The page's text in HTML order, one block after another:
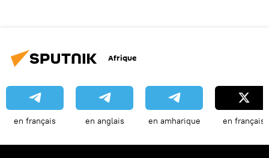
Afrique
en français en anglais en amharique en français